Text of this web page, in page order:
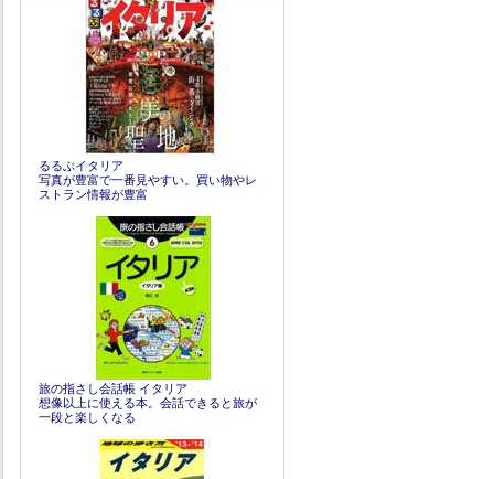
るるぶイタリア
写真が豊富で一番見やすい。買い物やレ
ストラン情報が豊富
旅の指さし会話帳 イタリア
想像以上に使える本。会話できると旅が
一段と楽しくなる